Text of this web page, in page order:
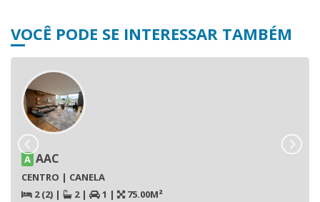
VOCÊ PODE SE INTERESSAR TAMBÉM
A AAC
CENTRO | CANELA
2 (2) | 2 | 1 |
75.00M²